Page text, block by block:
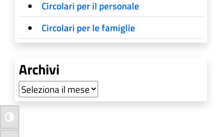
Attiva/disattiva alto contrasto
Circolari per il personale
Circolari per le famiglie
Archivi
Archivi